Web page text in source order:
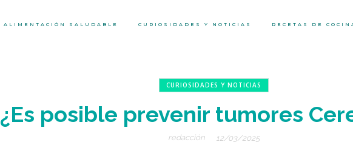
ALIMENTACIÓN SALUDABLE CURIOSIDADES Y NOTICIAS RECETAS DE
CURIOSIDADES Y NOTICIAS
¿Es posible prevenir tumores
redacción 12/03/2025